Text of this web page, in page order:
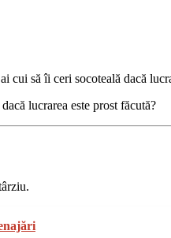
cui să îi ceri socoteală dacă
lucrarea este prost făcută?